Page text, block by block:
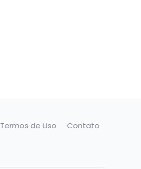
Termos de Uso Contato